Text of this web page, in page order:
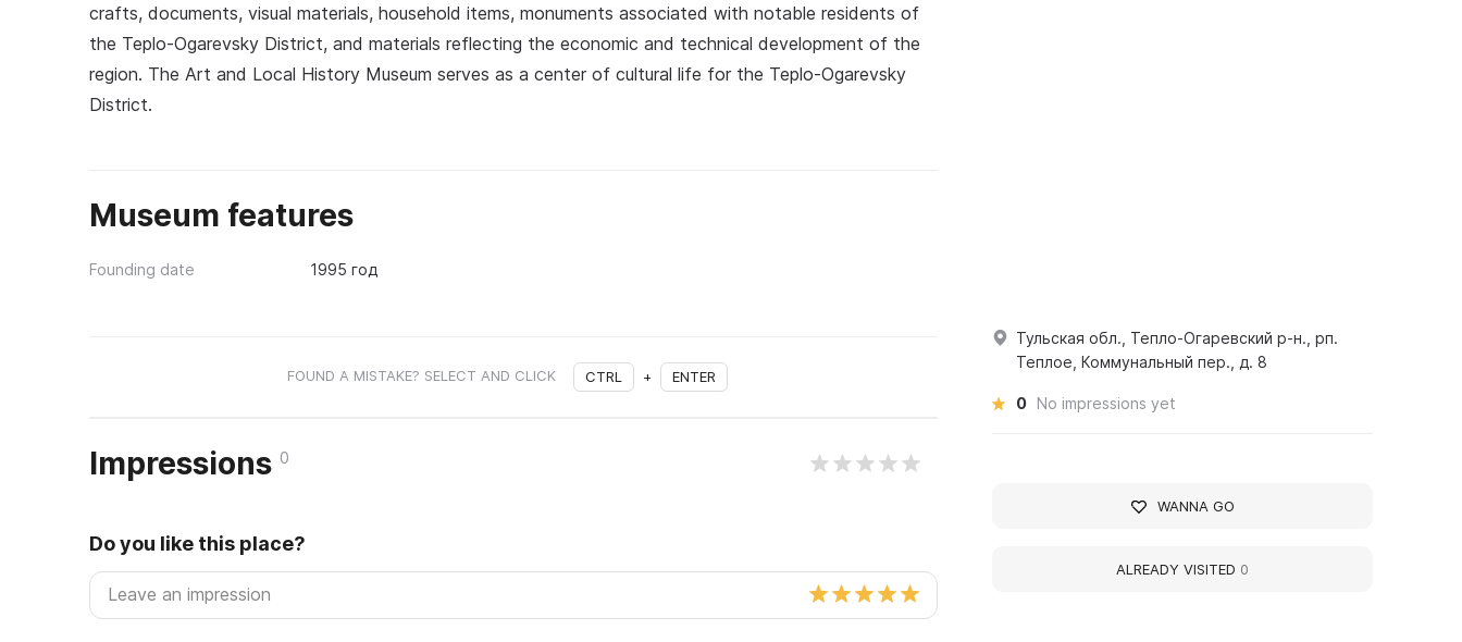
crafts, documents, visual materials, household items, monuments associated with notable residents of
the Teplo-Ogarevsky District, and materials reflecting the economic and technical development of the
region. The Art and Local History Museum serves as a center of cultural life for the Teplo-Ogarevsky
District.
Museum features
Founding date 1995 год
FOUND A MISTAKE? SELECT AND CLICK CTRL + ENTER
Impressions 0
Do you like this place?
Тульская обл., Тепло-Огаревский р-н., рп.
Теплое, Коммунальный пер., д. 8
0 No impressions yet
WANNA GO
ALREADY VISITED 0